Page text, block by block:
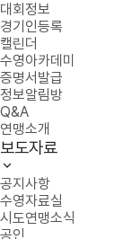
대회정보
경기인등록
캘린더
수영아카데미
증명서발급
정보알림방
Q&A
연맹소개
보도자료
공지사항
수영자료실
시도연맹소식
공인